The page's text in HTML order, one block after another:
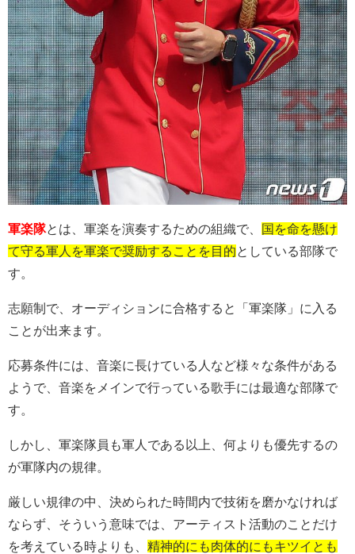
軍楽隊とは、軍楽を演奏するための組織で、
国を命を懸け
て守る軍人を軍楽で奨励することを目的としている部隊で
す。
志願制で、オーディションに合格すると「軍楽隊」に入る
ことが出来ます。
応募条件には、音楽に長けている人など様々な条件がある
ようで、音楽をメインで行っている歌手には最適な部隊で
す。
しかし、軍楽隊員も軍人である以上、何よりも優先するの
が軍隊内の規律。
厳しい規律の中、決められた時間内で技術を磨かなければ
ならず、そういう意味では、アーティスト活動のことだけ
を考えている時よりも、 精神的にも肉体的にもキツイとも